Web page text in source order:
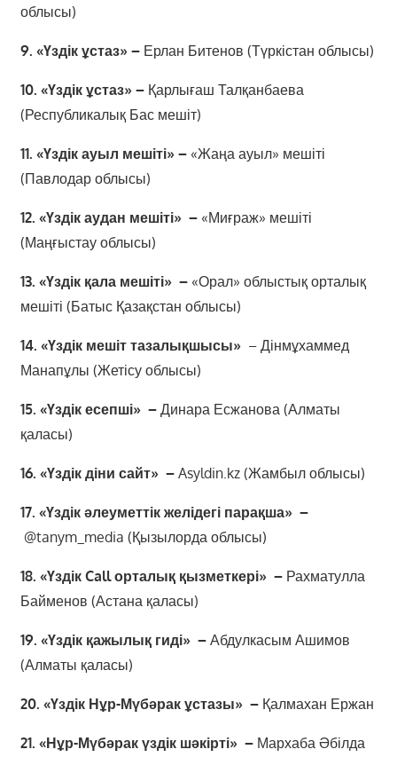
облысы)
9. «Үздік ұстаз» – Ерлан Битенов (Түркістан облысы)
10. «Үздік ұстаз» – Қарлығаш Талқанбаева
(Республикалық Бас мешіт)
11. «Үздік ауыл мешіті» – «Жаңа ауыл» мешіті
(Павлодар облысы)
12. «Үздік аудан мешіті» – «Миғраж» мешіті
(Маңғыстау облысы)
13. «Үздік қала мешіті» – «Орал» облыстық орталық
мешіті (Батыс Қазақстан облысы)
14. «Үздік мешіт тазалықшысы» – Дінмұхаммед
Манапұлы (Жетісу облысы)
15. «Үздік есепші» –Динара Есжанова (Алматы
қаласы)
16. «Үздік діни сайт» –Asyldin.kz (Жамбыл облысы)
17. «Үздік әлеуметтік желідегі парақша» –
@tanym_media (Қызылорда облысы)
18. «Үздік Call орталық қызметкері» – Рахматулла
Байменов (Астана қаласы)
19. «Үздік қажылық гиді» – Абдулкасым Ашимов
(Алматы қаласы)
20. «Үздік Нұр-Мүбәрак ұстазы» – Қалмахан Ержан
21. «Нұр-Мүбәрак үздік шәкірті» – Мархаба Әбілда